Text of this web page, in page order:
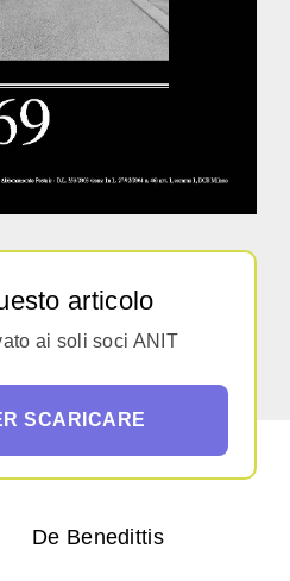
articolo
ai soli soci ANIT
SCARICARE
De Benedittis